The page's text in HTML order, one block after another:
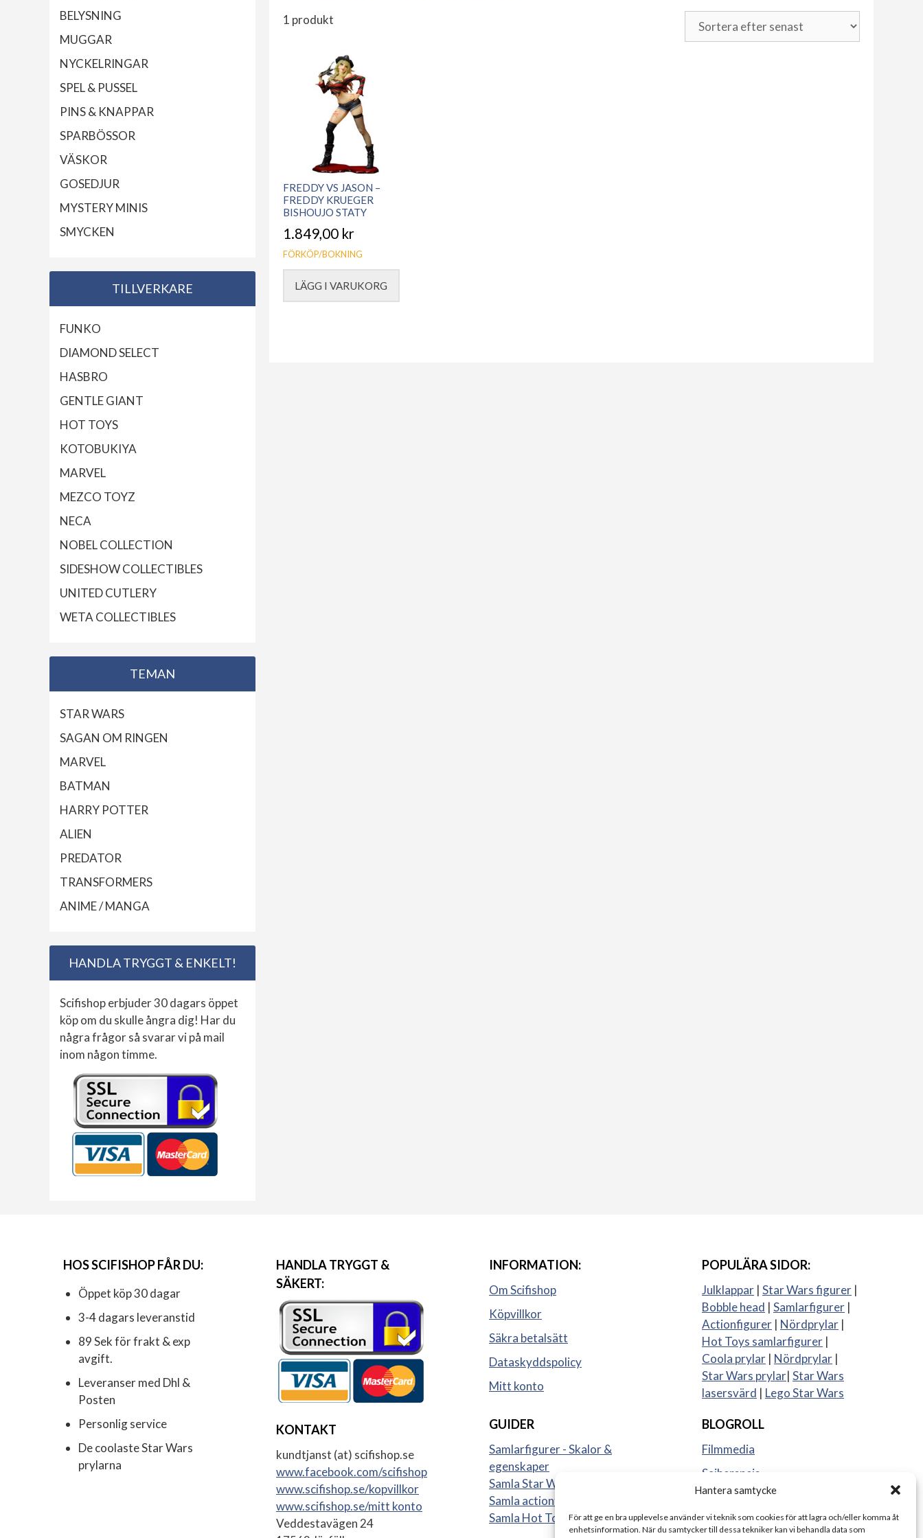
Hantera samtycke
För att ge en bra upplevelse använder vi teknik som cookies för att lagra och/eller komma åt
enhetsinformation. När du samtycker till dessa tekniker kan vi behandla data som
1 produkt
FREDDY VS JASON –
FREDDY KRUEGER
BISHOUJO STATY
1.849,00 kr
FÖRKÖP/BOKNING
LÄGG I VARUKORG
BELYSNING
MUGGAR
NYCKELRINGAR
SPEL & PUSSEL
PINS & KNAPPAR
SPARBÖSSOR
VÄSKOR
GOSEDJUR
MYSTERY MINIS
SMYCKEN
TILLVERKARE
FUNKO
DIAMOND SELECT
HASBRO
GENTLE GIANT
HOT TOYS
KOTOBUKIYA
MARVEL
MEZCO TOYZ
NECA
NOBEL COLLECTION
SIDESHOW COLLECTIBLES
UNITED CUTLERY
WETA COLLECTIBLES
TEMAN
STAR WARS
SAGAN OM RINGEN
MARVEL
BATMAN
HARRY POTTER
ALIEN
PREDATOR
TRANSFORMERS
ANIME / MANGA
HANDLA TRYGGT & ENKELT!
Scifishop erbjuder 30 dagars öppet
köp om du skulle ångra dig! Har du
några frågor så svarar vi på mail
inom någon timme.
HOS SCIFISHOP FÅR DU:
Öppet köp 30 dagar
3-4 dagars leveranstid
89 Sek för frakt & exp
avgift.
Leveranser med Dhl &
Posten
Personlig service
De coolaste Star Wars
prylarna
HANDLA TRYGGT &
SÄKERT:
KONTAKT
kundtjanst (at) scifishop.se
www.facebook.com/scifishop
www.scifishop.se/kopvillkor
www.scifishop.se/mitt konto
Veddestavägen 24
INFORMATION:
Om Scifishop
Köpvillkor
Säkra betalsätt
Dataskyddspolicy
Mitt konto
GUIDER
Samlarfigurer - Skalor &
egenskaper
Samla Star Wars figurer
Samla actionfigurer
Samla Hot Toys
POPULÄRA SIDOR:
Julklappar | Star Wars figurer |
Bobble head | Samlarfigurer |
Actionfigurer | Nördprylar |
Hot Toys samlarfigurer |
Coola prylar | Nördprylar |
Star Wars prylar| Star Wars
lasersvärd | Lego Star Wars
BLOGROLL
Filmmedia
Sajberspejs
Strange things